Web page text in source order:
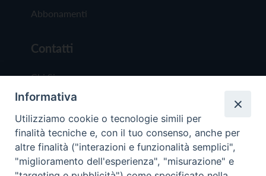
Abbonamenti
Contatti
Chi Siamo
Redazione
Scrivici
Informativa
Utilizziamo cookie o tecnologie simili per
finalità tecniche e, con il tuo consenso, anche per
altre finalità ("interazioni e funzionalità semplici",
"miglioramento dell'esperienza", "misurazione" e